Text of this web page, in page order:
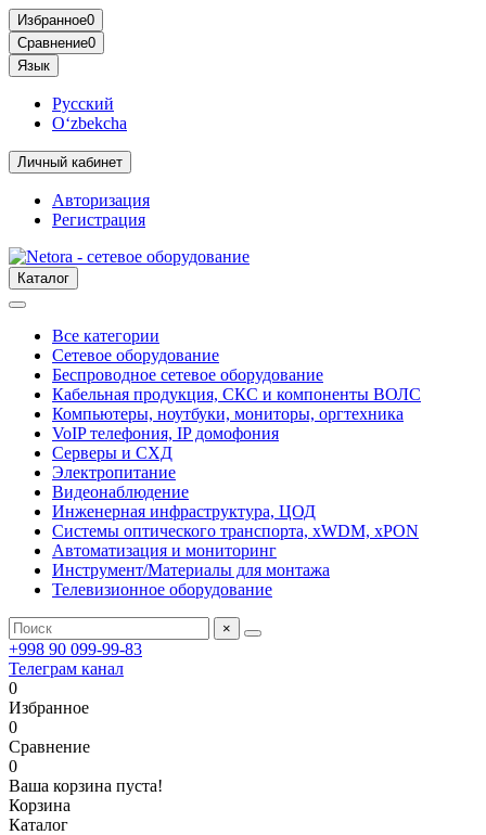
Избранное0
Сравнение0
Язык
Русский
O‘zbekcha
Личный кабинет
Авторизация
Регистрация
Каталог
Все категории
Сетевое оборудование
Беспроводное сетевое оборудование
Кабельная продукция, СКС и компоненты ВОЛС
Компьютеры, ноутбуки, мониторы, оргтехника
VoIP телефония, IP домофония
Серверы и СХД
Электропитание
Видеонаблюдение
Инженерная инфраструктура, ЦОД
Системы оптического транспорта, xWDM, xPON
Автоматизация и мониторинг
Инструмент/Материалы для монтажа
Телевизионное оборудование
×
+998 90 099-99-83
Телеграм канал
0
Избранное
0
Сравнение
0
Ваша корзина пуста!
Корзина
Каталог